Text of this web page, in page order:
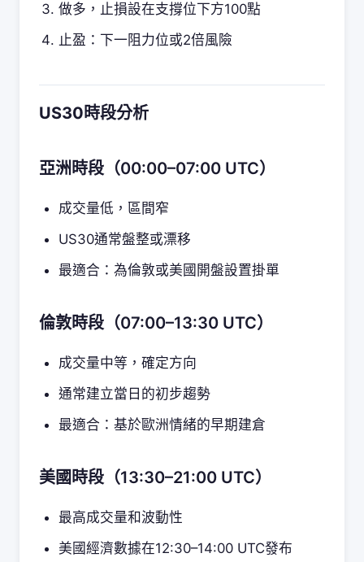
做多，止損設在支撐位下方100點
止盈：下一阻力位或2倍風險
US30時段分析
亞洲時段（00:00–07:00 UTC）
成交量低，區間窄
US30通常盤整或漂移
最適合：為倫敦或美國開盤設置掛單
倫敦時段（07:00–13:30 UTC）
成交量中等，確定方向
通常建立當日的初步趨勢
最適合：基於歐洲情緒的早期建倉
美國時段（13:30–21:00 UTC）
最高成交量和波動性
美國經濟數據在12:30–14:00 UTC發布